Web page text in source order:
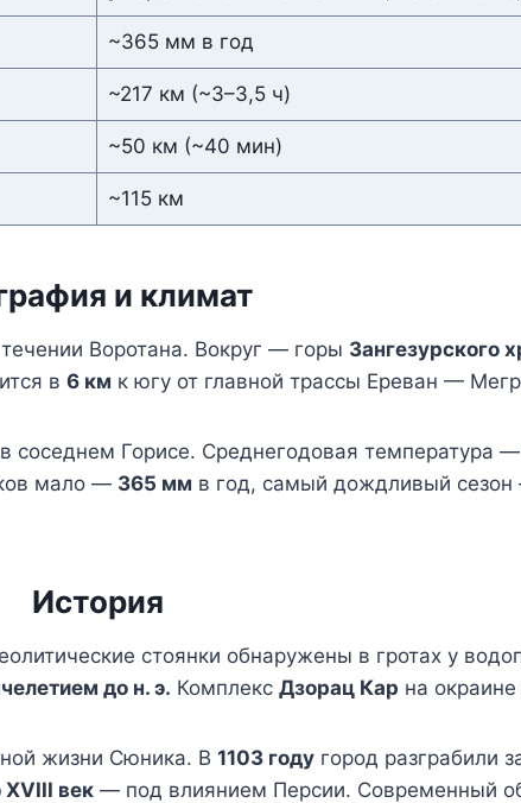
~365 мм в год
~217 км (~3–3,5 ч)
~50 км (~40 мин)
~115 км
и климат
Воротана. Вокруг — горы Зангезурского
в 6 км к югу от главной трассы Ереван —
соседнем Горисе. Среднегодовая температура —
мало — 365 мм в год, самый дождливый
История
стоянки обнаружены в гротах у
до н. э. Комплекс Дзорац Кар на
жизни Сюника. В 1103 году город разграбили
XVIII век — под влиянием Персии. Современный